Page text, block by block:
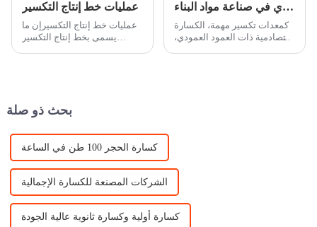
عمليات خط إنتاج التكسير
عمليات خط إنتاج التكسيرإن ما
يسمى بخط إنتاج التكسير
تطبيقات الكسارة الصدمية ذات العمود العمودي في صناعة مواد البناء
كمعدات تكسير مهمة، الكسارة
التصادمية ذات العمود العمودي،
بحث ذو صلة
كسارة الحجر 100 طن في الساعة
الشركات المصنعة للكسارة الإجمالية
كسارة أولية وكسارة ثانوية عالية الجودة